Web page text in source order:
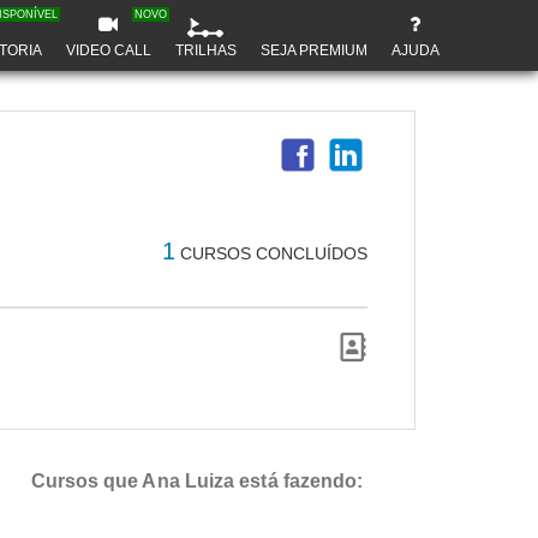
VIDEO CALL
NOVO
TRILHAS SEJA PREMIUM AJUDA
1 CURSOS CONCLUÍDOS
Cursos que Ana Luiza está fazendo: